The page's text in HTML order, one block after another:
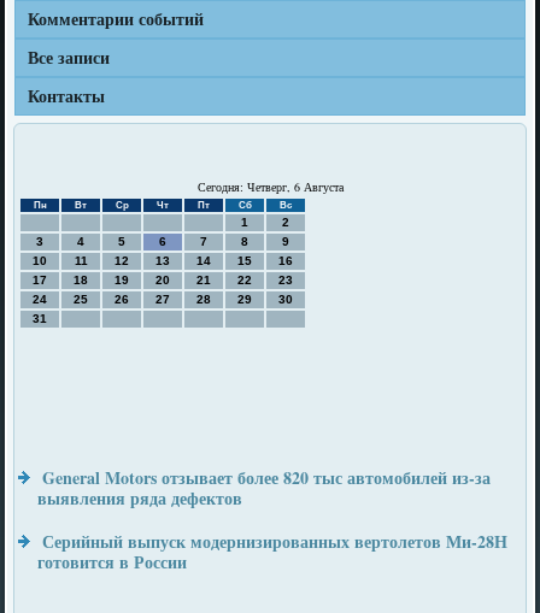
Комментарии событий
Все записи
Контакты
Сегодня: Четверг, 6 Августа
Пн Вт Ср Чт Пт Сб Вс
1
2
3
4 5 6 7 8
9
10
11 12 13 14 15
16
17
18 19 20 21 22
23
24
25 26 27 28 29
30
31
General Motors отзывает более 820 тыс автомобилей из-за
выявления ряда дефектов
Серийный выпуск модернизированных вертолетов Ми-28Н
готовится в России